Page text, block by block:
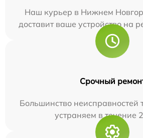
Наш курьер в Нижнем
доставит ваше устройство на
Срочный
Большинство неисправностей
устраняем в течение